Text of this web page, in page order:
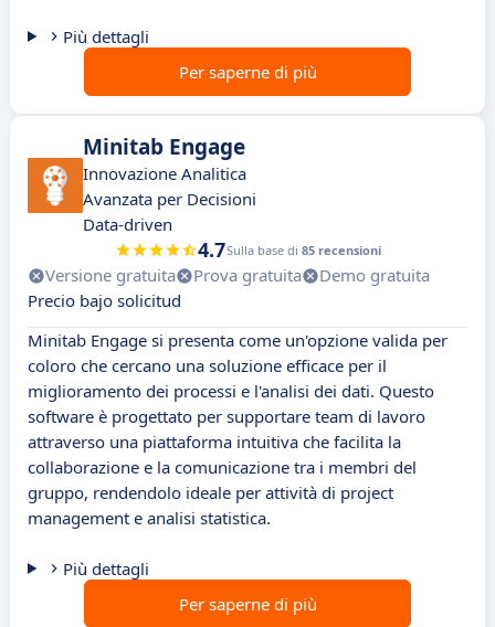
Più dettagli
Per saperne di più
Minitab Engage
Innovazione Analitica
Avanzata per Decisioni
Data-driven
4.7Sulla base di 85 recensioni
Versione gratuita Prova gratuita
Demo gratuita
Precio bajo solicitud
Minitab Engage si presenta come un'opzione valida per
coloro che cercano una soluzione efficace per il
miglioramento dei processi e l'analisi dei dati. Questo
software è progettato per supportare team di lavoro
attraverso una piattaforma intuitiva che facilita la
collaborazione e la comunicazione tra i membri del
gruppo, rendendolo ideale per attività di project
management e analisi statistica.
Più dettagli
Per saperne di più